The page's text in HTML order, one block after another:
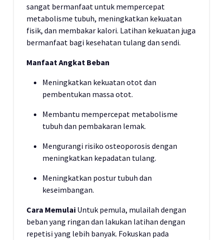
sangat bermanfaat untuk mempercepat
metabolisme tubuh, meningkatkan kekuatan
fisik, dan membakar kalori. Latihan kekuatan juga
bermanfaat bagi kesehatan tulang dan sendi.
Manfaat Angkat Beban
Meningkatkan kekuatan otot dan
pembentukan massa otot.
Membantu mempercepat metabolisme
tubuh dan pembakaran lemak.
Mengurangi risiko osteoporosis dengan
meningkatkan kepadatan tulang.
Meningkatkan postur tubuh dan
keseimbangan.
Cara Memulai Untuk pemula, mulailah dengan
beban yang ringan dan lakukan latihan dengan
repetisi yang lebih banyak. Fokuskan pada